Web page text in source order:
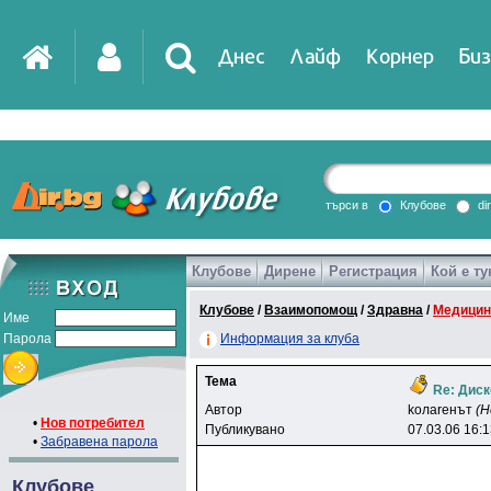
Днес Лайф Корнер
DirTV Impressio
Games
търси в Клубове
Име
Парола
• Нов потребител
• Забравена парола
Клубове
Клубове Дирене Регистрация Кой е
Клубове / Взаимопомощ /Здравна /
Информация за клуба
Тема
Re:
Автор
koлareнът
Публикувано
07.03.06